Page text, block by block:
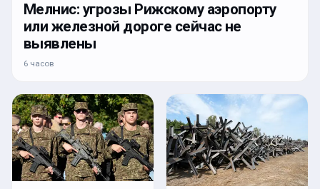
Мелнис: угрозы Рижскому аэропорту
или железной дороге сейчас не
выявлены
6 часов